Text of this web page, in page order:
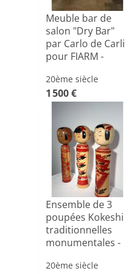
Meuble bar de
salon "Dry Bar"
par Carlo de Carli
pour FIARM -
20ème siècle
1 500 €
Ensemble de 3
poupées Kokeshi
traditionnelles
monumentales -
20ème siècle